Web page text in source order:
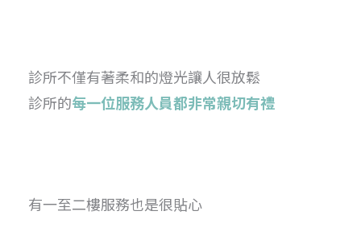
診所不僅有著柔和的燈光讓人很放鬆
診所的每一位服務人員都非常親切有禮
有一至二樓服務也是很貼心